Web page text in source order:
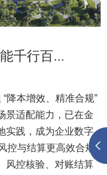
千行百...
本增效、精准合规”
景适配能力，已在金
实践，成为企业数字
控与结算更高效合规
风控核验、对账结算